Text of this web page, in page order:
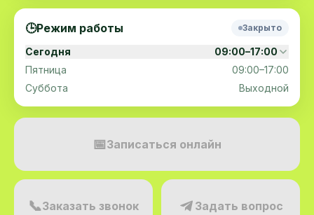
🕒Режим работы Закрыто
Сегодня
09:00–17:00
Пятница
09:00–17:00
Суббота
Выходной
📅Записаться онлайн
📞Заказать звонок Задать вопрос